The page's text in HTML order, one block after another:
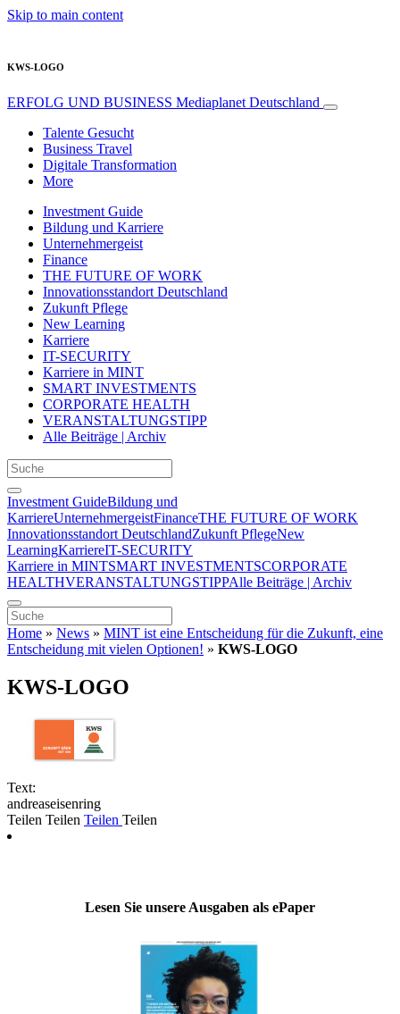
Skip to main content
KWS-LOGO
ERFOLG UND BUSINESS Mediaplanet Deutschland
Talente Gesucht
Business Travel
Digitale Transformation
More
Investment Guide
Bildung und Karriere
Unternehmergeist
Finance
THE FUTURE OF WORK
Innovationsstandort Deutschland
Zukunft Pflege
New Learning
Karriere
IT-SECURITY
Karriere in MINT
SMART INVESTMENTS
CORPORATE HEALTH
VERANSTALTUNGSTIPP
Alle Beiträge | Archiv
Investment GuideBildung und
KarriereUnternehmergeistFinanceTHE FUTURE OF WORK
Innovationsstandort DeutschlandZukunft PflegeNew
LearningKarriereIT-SECURITY
Karriere in MINTSMART INVESTMENTSCORPORATE
HEALTHVERANSTALTUNGSTIPPAlle Beiträge | Archiv
Home » News » MINT ist eine Entscheidung für die Zukunft, eine
Entscheidung mit vielen Optionen! » KWS-LOGO
KWS-LOGO
Text:
andreaseisenring
Teilen Teilen Teilen Teilen
Lesen Sie unsere Ausgaben als ePaper